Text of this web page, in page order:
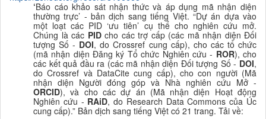
‘Báo cáo khảo sát nhận thức và áp dụng mã nhận diện
thường trực’ - bản dịch sang tiếng Việt. “Dự án dựa vào
một loạt các PID ‘ưu tiên’ cụ thể cho nghiên cứu mở.
Chúng là các PIDcho các trợ cấp (các mã nhận diện Đối
tượng Số - DOI, do Crossref cung cấp), cho các tổ chức
(mã nhận diện Đăng ký Tổ chức Nghiên cứu - ROR), cho
các kết quả đầu ra (các mã nhận diện Đối tượng Số - DOI,
do Crossref và DataCite cung cấp), cho con người (Mã
nhận diện Người đóng góp và Nhà nghiên cứu Mở -
ORCID), và cho các dự án (Mã nhận diện Hoạt động
Nghiên cứu - RAiD, do Research Data Commons của Úc
cung cấp).” Bản dịch sang tiếng Việt có 21 trang. Tải về: